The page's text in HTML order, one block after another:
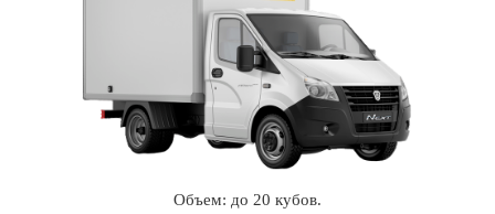
Объем: до 20 кубов.